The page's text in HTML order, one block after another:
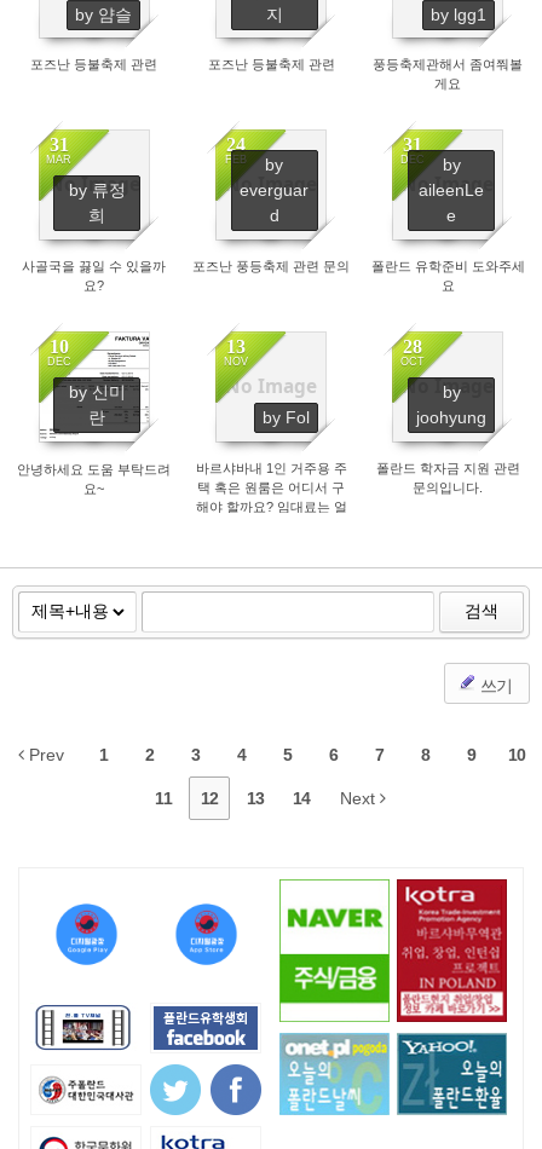
by 얌슬
포즈난 등불축제 관련
지
포즈난 등불축제 관련
by lgg1
풍등축제관해서 좀여쭤볼
게요
No Image
31
MAR
by 류정
희
3278
사골국을 끓일 수 있을까
요?
No Image
24
FEB
by
everguar
d
31073
포즈난 풍등축제 관련 문의
No Image
31
DEC
by
aileenLe
e
5779
폴란드 유학준비 도와주세
요
10
DEC
by 신미
란
3380
안녕하세요 도움 부탁드려
요~
No Image
13
NOV
by Fol
3987
바르샤바내 1인 거주용 주
택 혹은 원룸은 어디서 구
해야 할까요? 임대료는 얼
No Image
28
OCT
by
joohyung
3094
폴란드 학자금 지원 관련
문의입니다.
검색
쓰기
Prev 1 2 3 4 5 6 7 8 9 10
11 12 13 14 Next